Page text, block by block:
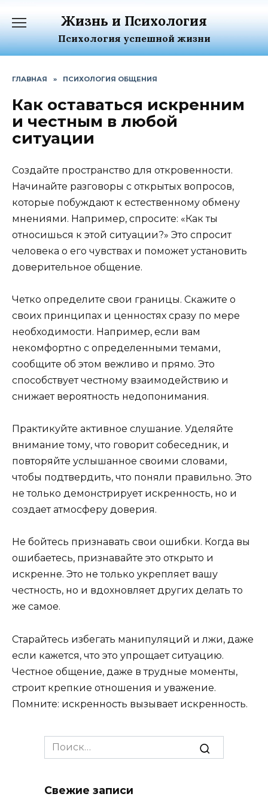
содержанию
Жизнь и Психология
Психология успешной жизни
ГЛАВНАЯ » ПСИХОЛОГИЯ ОБЩЕНИЯ
Как оставаться искренним
и честным в любой
ситуации
Создайте пространство для откровенности.
Начинайте разговоры с открытых вопросов,
которые побуждают к естественному обмену
мнениями. Например, спросите: «Как ты
относишься к этой ситуации?» Это спросит
человека о его чувствах и поможет установить
доверительное общение.
Четко определите свои границы. Скажите о
своих принципах и ценностях сразу по мере
необходимости. Например, если вам
некомфортно с определенными темами,
сообщите об этом вежливо и прямо. Это
способствует честному взаимодействию и
снижает вероятность недопонимания.
Практикуйте активное слушание. Уделяйте
внимание тому, что говорит собеседник, и
повторяйте услышанное своими словами,
чтобы подтвердить, что поняли правильно. Это
не только демонстрирует искренность, но и
создает атмосферу доверия.
Не бойтесь признавать свои ошибки. Когда вы
ошибаетесь, признавайте это открыто и
искренне. Это не только укрепляет вашу
честность, но и вдохновляет других делать то
же самое.
Старайтесь избегать манипуляций и лжи, даже
если кажется, что это упрощает ситуацию.
Честное общение, даже в трудные моменты,
строит крепкие отношения и уважение.
Помните: искренность вызывает искренность.
Search
for:
Свежие записи